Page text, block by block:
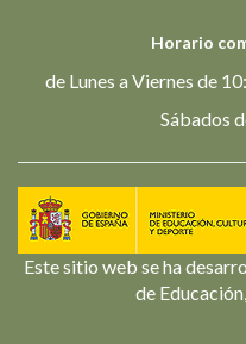
Horario
de Lunes a Viernes de
Sábados
Este sitio web se ha
de